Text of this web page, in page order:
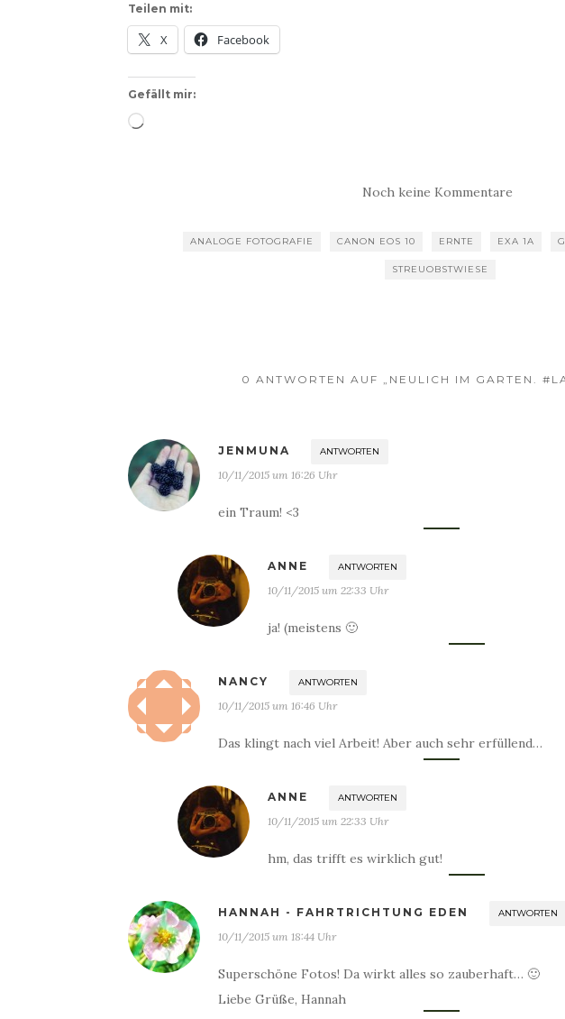
Teilen mit:
X Facebook
Gefällt mir:
Wird
Noch keine Kommentare
ANALOGE FOTOGRAFIE CANON EOS 10 ERNTE EXA 1A
STREUOBSTWIESE
0 ANTWORTEN AUF „NEULICH IM GARTEN.
JENMUNA ANTWORTEN
10/11/2015 um 16:26 Uhr
ein Traum! <3
ANNE ANTWORTEN
10/11/2015 um 22:33 Uhr
ja! (meistens 🙂
NANCY ANTWORTEN
10/11/2015 um 16:46 Uhr
Das klingt nach viel Arbeit! Aber auch sehr erfüllend…
ANNE ANTWORTEN
10/11/2015 um 22:33 Uhr
hm, das trifft es wirklich gut!
HANNAH - FAHRTRICHTUNG EDEN ANTWORTEN
10/11/2015 um 18:44 Uhr
Superschöne Fotos! Da wirkt alles so zauberhaft… 🙂
Liebe Grüße, Hannah